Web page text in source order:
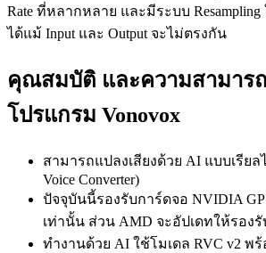
Rate ที่หลากหลาย และมีระบบ
ได้แม้ Input และ Output จะไม่ตรงกัน
คุณสมบัติ และความสามาร
โปรแกรม Vonovox
สามารถแปลงเสียงด้วย AI แบบเรียล
Voice Converter)
ปัจจุบันนี้รองรับการ์ดจอ NVIDIA
เท่านั้น ส่วน AMD จะอัปเดทให้รอง
ทำงานด้วย AI ใช้โมเดล RVC v2 พ